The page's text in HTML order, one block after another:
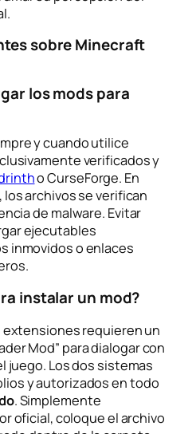
sobre Minecraft
los mods para
y cuando utilice
verificados y
o CurseForge. En
archivos se verifican
de malware. Evitar
ejecutables
inmovidos o enlaces
instalar un mod?
extensiones requieren un
Mod” para dialogar con
juego. Los dos sistemas
y autorizados en todo
. Simplemente
oficial, coloque el archivo